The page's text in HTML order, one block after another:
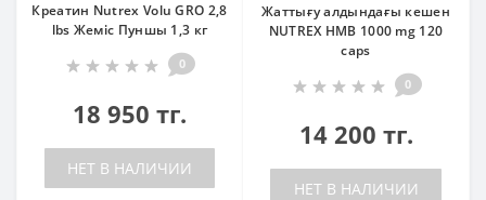
Креатин Nutrex Volu GRO 2,8
lbs Жеміс Пуншы 1,3 кг
0
18 950 тг.
НЕТ В НАЛИЧИИ
Жаттығу алдындағы кешен
NUTREX HMB 1000 mg 120
caps
0
14 200 тг.
НЕТ В НАЛИЧИИ